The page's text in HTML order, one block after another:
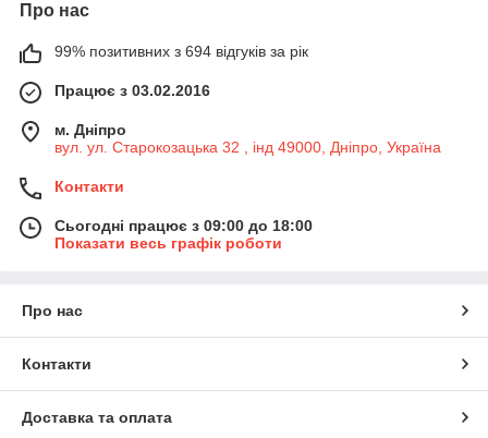
Про нас
99% позитивних з 694 відгуків за рік
Працює з 03.02.2016
м. Дніпро
вул. ул. Старокозацька 32 , інд 49000, Дніпро, Україна
Контакти
Сьогодні працює з 09:00 до 18:00
Показати весь графік роботи
Про нас
Контакти
Доставка та оплата